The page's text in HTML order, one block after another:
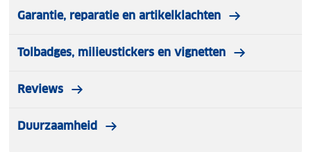
Garantie, reparatie en artikelklachten
Tolbadges, milieustickers en vignetten
Reviews
Duurzaamheid